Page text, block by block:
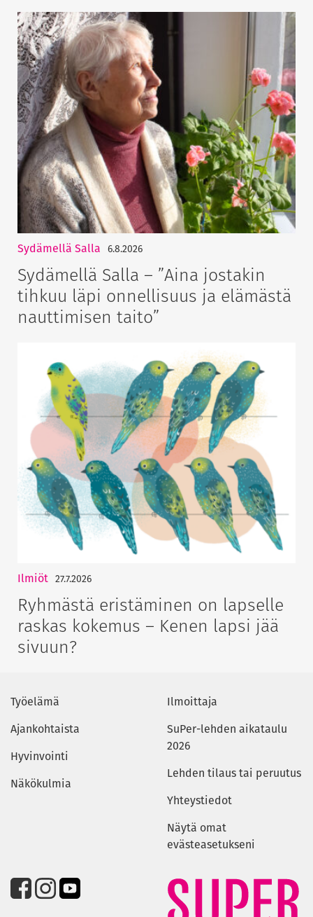
Sydämellä Salla 6.8.2026
Sydämellä Salla – ”Aina jostakin
tihkuu läpi onnellisuus ja elämästä
nauttimisen taito”
Ilmiöt 27.7.2026
Ryhmästä eristäminen on lapselle
raskas kokemus – Kenen lapsi jää
sivuun?
Työelämä
Ajankohtaista
Hyvinvointi
Näkökulmia
Ilmoittaja
SuPer-lehden aikataulu
2026
Lehden tilaus tai peruutus
Yhteystiedot
Näytä omat
evästeasetukseni